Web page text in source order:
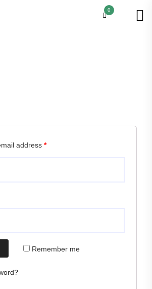
0
address *
Remember me